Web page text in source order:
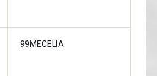
99МЕСЕЦА